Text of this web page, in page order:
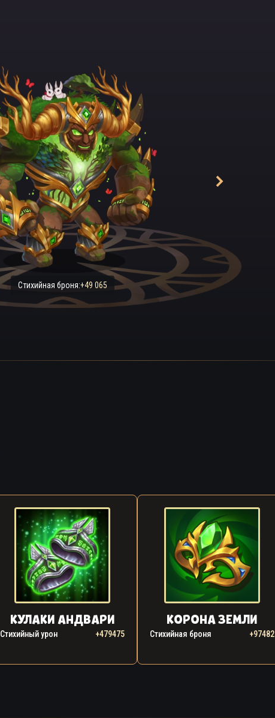
Стихийная броня:+49 065
КУЛАКИ АНДВАРИ
Стихийный урон +479475
КОРОНА ЗЕМЛИ
Стихийная броня +97482